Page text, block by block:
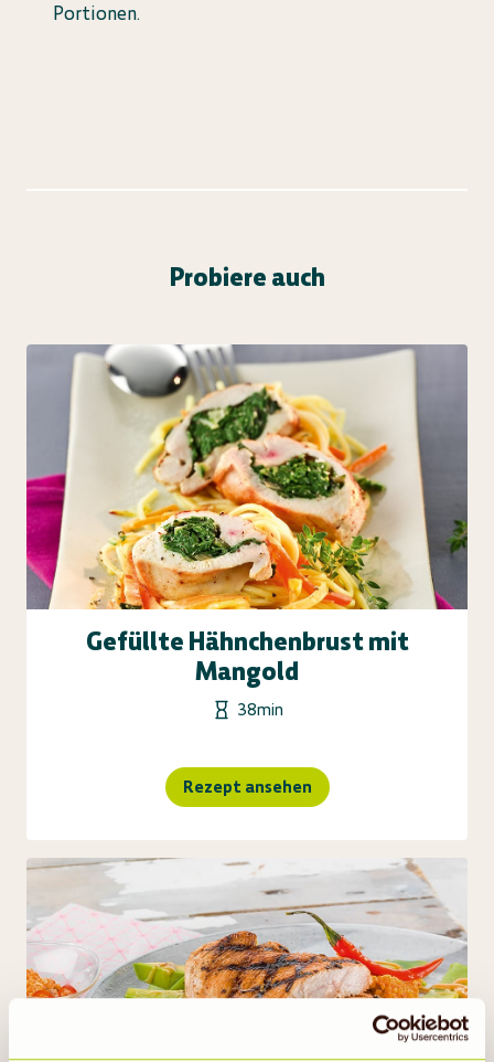
Portionen.
Probiere auch
Gefüllte Hähnchenbrust mit
Mangold
38min
Rezept ansehen